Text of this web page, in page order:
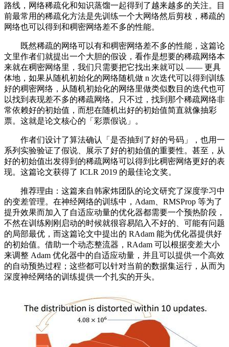
路线，网络稀疏化和知识蒸馏一起得到了越来越多的关注。目
前最常用的稀疏化方法是先训练一个大网络然后剪枝，稀疏的
网络也可以得到和稠密网络差不多的性能。
既然稀疏的网络可以有和稠密网络差不多的性能，这篇论
文里作者们就提出一个大胆的假设，看作是想要的稀疏网络本
来就在稠密网络里，我们只需要把它找出来就可以 —— 更具
体地，如果从随机初始化的网络随机做 n 次迭代可以得到训练
好的稠密网络，从随机初始化的网络里做类似数目的迭代也可
以找到表现差不多的稀疏网络。只不过，找到那个稀疏网络非
常依赖好的初始值，而想在随机出好的初始值简直就像抽彩
票。这就是论文核心的「彩票假说」。
作者们设计了算法确认「是否抽到了好的号码」，也用一
系列实验验证了假说、展示了好的初始值的重要性。甚至，从
好的初始值出发得到的稀疏网络可以得到比稠密网络更好的表
现。这篇论文获得了 ICLR 2019 的最佳论文奖。
推荐理由：这篇来自韩家炜团队的论文研究了深度学习中
的变差管理。在神经网络的训练中，Adam、RMSProp 等为了
提升效果而加入了自适应动量的优化器都需要一个预热阶段，
不然在训练刚刚启动的时候就很容易陷入不好的、可能有问题
的局部最优，而这篇论文中提出的 RAdam 能为优化器提供好
的初始值。借助一个动态整流器，RAdam 可以根据变差大小
来调整 Adam 优化器中的自适应动量，并且可以提供一个高效
的自动预热过程；这些都可以针对当前的数据集运行，从而为
深度神经网络的训练提供一个扎实的开头。